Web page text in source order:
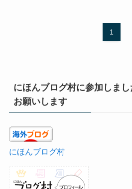
1
にほんブログ村に参加し
お願いします
にほんブログ村